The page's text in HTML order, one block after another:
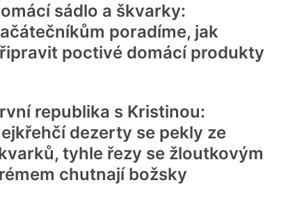
sádlo a škvarky:
poradíme, jak
poctivé domácí produkty
republika s Kristinou:
dezerty se pekly ze
tyhle řezy se žloutkovým
chutnají božsky